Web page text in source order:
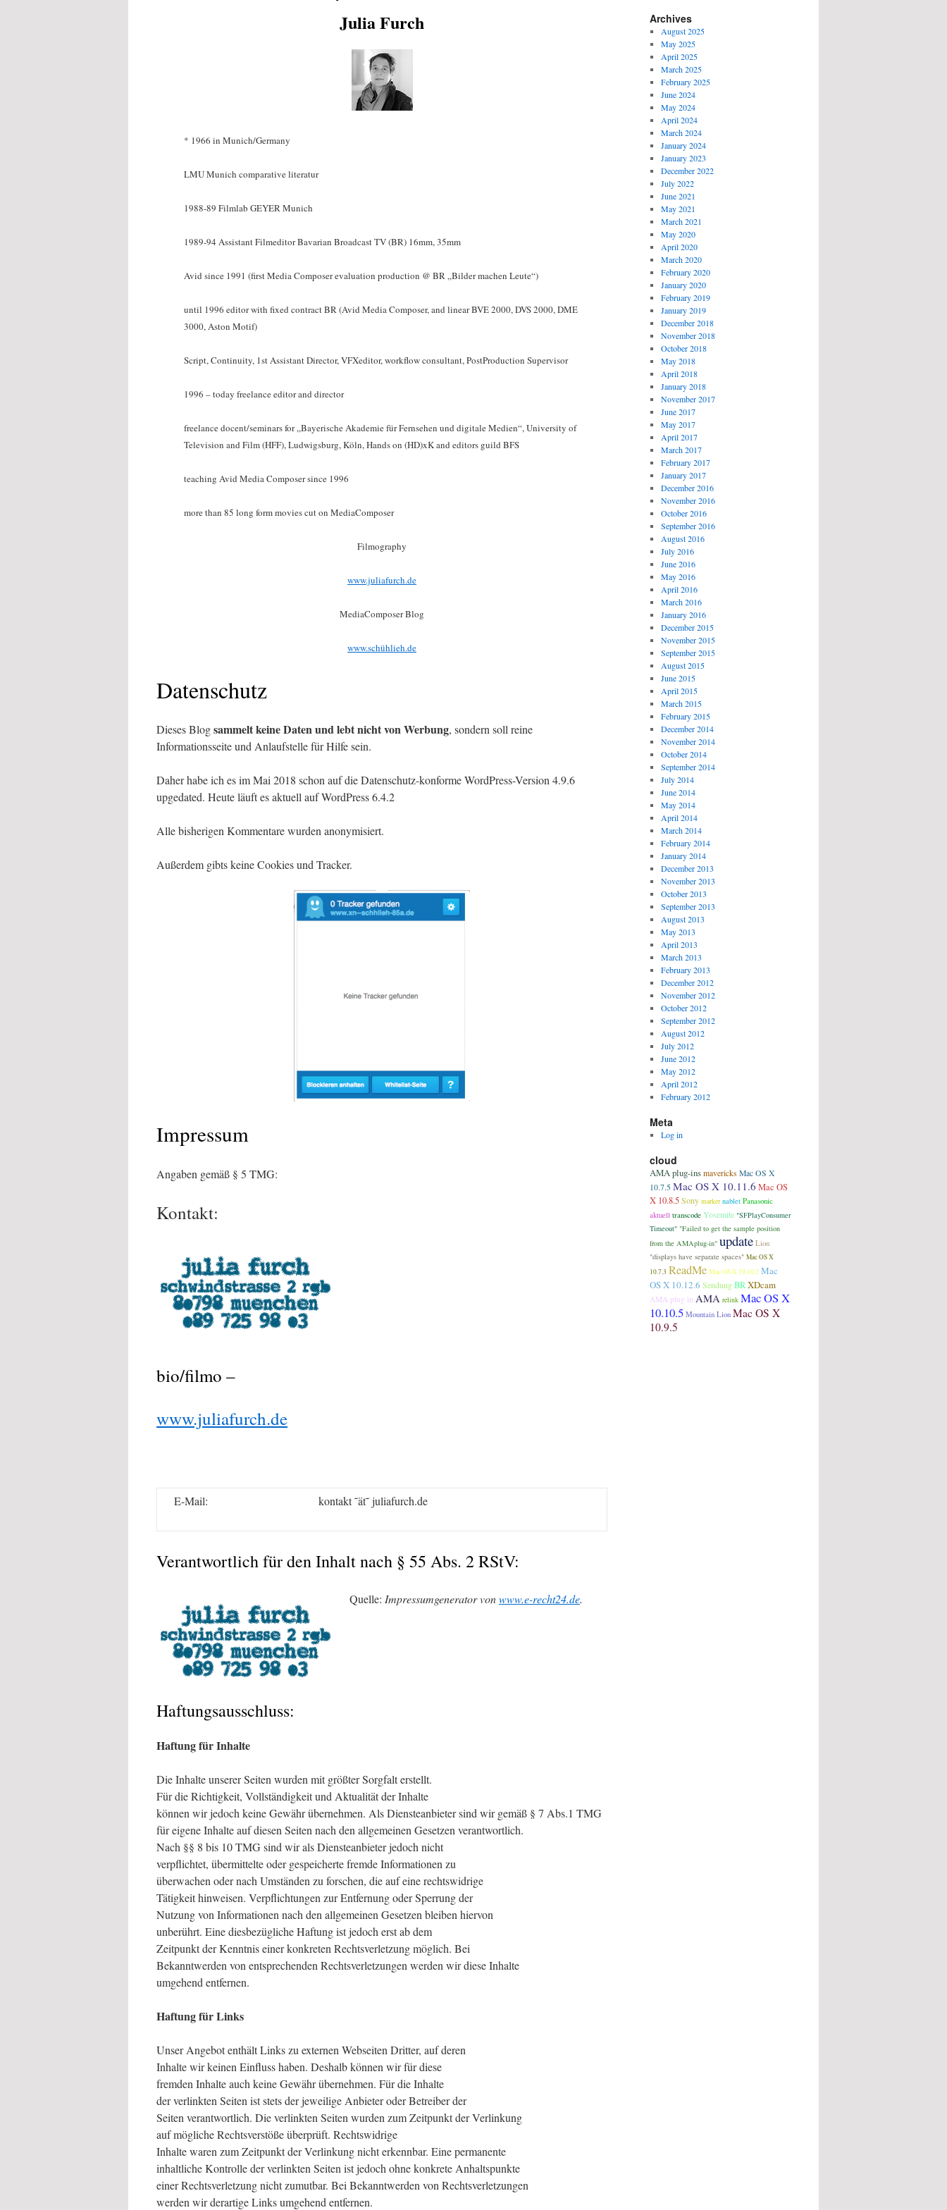
Julia Furch
* 1966 in Munich/Germany
LMU Munich comparative literatur
1988-89 Filmlab GEYER Munich
1989-94 Assistant Filmeditor Bavarian Broadcast TV (BR) 16mm, 35mm
Avid since 1991 (first Media Composer evaluation production @ BR „Bilder machen Leute“)
until 1996 editor with fixed contract BR (Avid Media Composer, and linear BVE 2000, DVS 2000, DME
3000, Aston Motif)
Script, Continuity, 1st Assistant Director, VFXeditor, workflow consultant, PostProduction Supervisor
1996 – today freelance editor and director
freelance docent/seminars for „Bayerische Akademie für Fernsehen und digitale Medien“, University of
Television and Film (HFF), Ludwigsburg, Köln, Hands on (HD)xK and editors guild BFS
teaching Avid Media Composer since 1996
more than 85 long form movies cut on MediaComposer
Filmography
www.juliafurch.de
MediaComposer Blog
www.schühlieh.de
Datenschutz
Dieses Blogsammelt keine Daten und lebt nicht von Werbung, sondern soll reine
Informationsseite und Anlaufstelle für Hilfe sein.
Daher habe ich es im Mai 2018 schon auf die Datenschutz-konforme WordPress-Version 4.9.6
upgedated. Heute läuft es aktuell auf WordPress 6.4.2
Alle bisherigen Kommentare wurden anonymisiert.
Außerdem gibts keine Cookies und Tracker.
Impressum
Angaben gemäß § 5 TMG:
Kontakt:
bio/filmo –
www.juliafurch.de
E-Mail: kontakt ˜ät˜ juliafurch.de
Verantwortlich für den Inhalt nach § 55 Abs. 2 RStV:
Quelle: Impressumgenerator vonwww.e-recht24.de.
Haftungsausschluss:
Haftung für Inhalte
Die Inhalte unserer Seiten wurden mit größter Sorgfalt erstellt.
Für die Richtigkeit, Vollständigkeit und Aktualität der Inhalte
können wir jedoch keine Gewähr übernehmen. Als Diensteanbieter sind wir gemäß § 7 Abs.1 TMG
für eigene Inhalte auf diesen Seiten nach den allgemeinen Gesetzen verantwortlich.
Nach §§ 8 bis 10 TMG sind wir als Diensteanbieter jedoch nicht
verpflichtet, übermittelte oder gespeicherte fremde Informationen zu
überwachen oder nach Umständen zu forschen, die auf eine rechtswidrige
Tätigkeit hinweisen. Verpflichtungen zur Entfernung oder Sperrung der
Nutzung von Informationen nach den allgemeinen Gesetzen bleiben hiervon
unberührt. Eine diesbezügliche Haftung ist jedoch erst ab dem
Zeitpunkt der Kenntnis einer konkreten Rechtsverletzung möglich. Bei
Bekanntwerden von entsprechenden Rechtsverletzungen werden wir diese Inhalte
umgehend entfernen.
Haftung für Links
Unser Angebot enthält Links zu externen Webseiten Dritter, auf deren
Inhalte wir keinen Einfluss haben. Deshalb können wir für diese
fremden Inhalte auch keine Gewähr übernehmen. Für die Inhalte
der verlinkten Seiten ist stets der jeweilige Anbieter oder Betreiber der
Seiten verantwortlich. Die verlinkten Seiten wurden zum Zeitpunkt der Verlinkung
auf mögliche Rechtsverstöße überprüft. Rechtswidrige
Inhalte waren zum Zeitpunkt der Verlinkung nicht erkennbar. Eine permanente
inhaltliche Kontrolle der verlinkten Seiten ist jedoch ohne konkrete Anhaltspunkte
einer Rechtsverletzung nicht zumutbar. Bei Bekanntwerden von Rechtsverletzungen
werden wir derartige Links umgehend entfernen.
Archives
August 2025
May 2025
April 2025
March 2025
February 2025
June 2024
May 2024
April 2024
March 2024
January 2024
January 2023
December 2022
July 2022
June 2021
May 2021
March 2021
May 2020
April 2020
March 2020
February 2020
January 2020
February 2019
January 2019
December 2018
November 2018
October 2018
May 2018
April 2018
January 2018
November 2017
June 2017
May 2017
April 2017
March 2017
February 2017
January 2017
December 2016
November 2016
October 2016
September 2016
August 2016
July 2016
June 2016
May 2016
April 2016
March 2016
January 2016
December 2015
November 2015
September 2015
August 2015
June 2015
April 2015
March 2015
February 2015
December 2014
November 2014
October 2014
September 2014
July 2014
June 2014
May 2014
April 2014
March 2014
February 2014
January 2014
December 2013
November 2013
October 2013
September 2013
August 2013
May 2013
April 2013
March 2013
February 2013
December 2012
November 2012
October 2012
September 2012
August 2012
July 2012
June 2012
May 2012
April 2012
February 2012
Meta
Log in
cloud
AMA plug-ins mavericks Mac OS X
10.7.5 Mac OS X 10.11.6 Mac OS
X 10.8.5Sony marker nablet Panasonic
aktuell transcode Yosemite "SFPlayConsumer
Timeout" "Failed to get the sample position
from the AMAplug-in" update Lion
"displays have separate spaces" Mac OS X
10.7.3 ReadMe Mac OS X 10.10.2 Mac
OS X 10.12.6 SendungBRXDcam
AMA plug in AMA relink Mac OS X
10.10.5 Mountain Lion Mac OS X
10.9.5